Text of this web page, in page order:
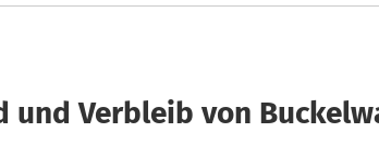
und Verbleib von